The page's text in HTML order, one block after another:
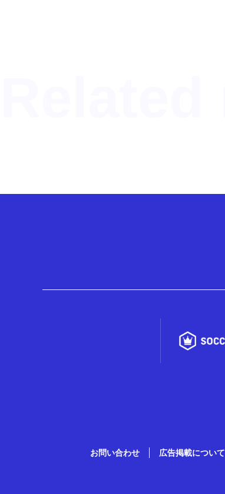
お問い合わせ 広告掲載について